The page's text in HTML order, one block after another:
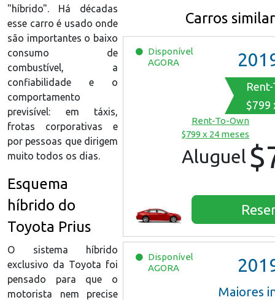
Carros
Disponível
AGORA
$799
Rent-To-Own
$799 x 24 meses
Aluguel
Disponível
AGORA
Maiores
"híbrido". Há décadas
esse carro é usado onde
são importantes o baixo
consumo de
combustível, a
confiabilidade e o
comportamento
previsível: em táxis,
frotas corporativas e
por pessoas que dirigem
muito todos os dias.
Esquema
híbrido do
Toyota Prius
O sistema híbrido
exclusivo da Toyota foi
pensado para que o
motorista nem precise